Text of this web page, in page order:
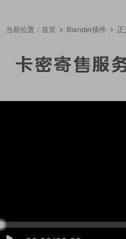
当前位置： 首页 Blender插件 正